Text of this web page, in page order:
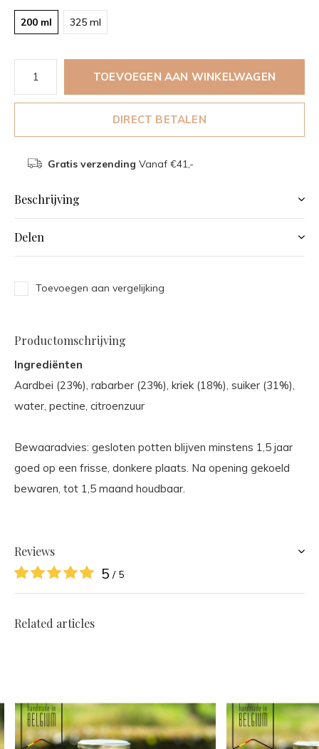
200 ml 325 ml
TOEVOEGEN AAN WINKELWAGEN
DIRECT BETALEN
Gratis verzending Vanaf €41,-
Beschrijving
Delen
Toevoegen aan vergelijking
Productomschrijving
Ingrediënten
Aardbei (23%), rabarber (23%), kriek (18%), suiker (31%),
water, pectine, citroenzuur
Bewaaradvies: gesloten potten blijven minstens 1,5 jaar
goed op een frisse, donkere plaats. Na opening gekoeld
bewaren, tot 1,5 maand houdbaar.
Reviews
5 / 5
Related articles